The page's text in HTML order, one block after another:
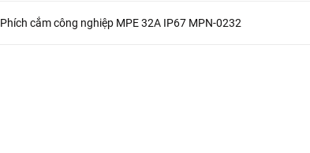
Phích cắm công nghiệp MPE 32A IP67 MPN-0232